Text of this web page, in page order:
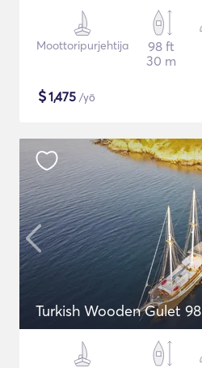
Moottoripurjehtija
98 ft
30 m
$1,475 /yö
Turkish Wooden Gulet 98